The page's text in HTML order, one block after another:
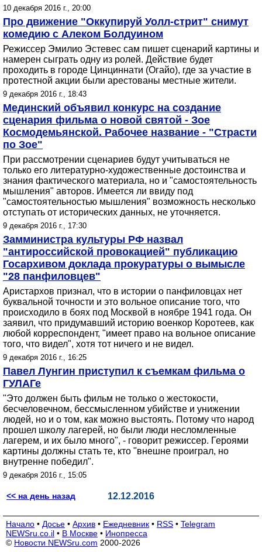
10 декабря 2016 г., 20:00
Про движение "Оккупируй Уолл-стрит" снимут
комедию с Алеком Болдуином
Режиссер Эмилио Эстевес сам пишет сценарий картины и
намерен сыграть одну из ролей. Действие будет
проходить в городе Цинциннати (Огайо), где за участие в
протестной акции были арестованы местные жители.
9 декабря 2016 г., 18:43
Мединский объявил конкурс на создание
сценария фильма о новой святой - Зое
Космодемьянской. Рабочее название - "Страсти
по Зое"
При рассмотрении сценариев будут учитываться не
только его литературно-художественные достоинства и
знания фактического материала, но и "самостоятельность
мышления" авторов. Имеется ли ввиду под
"самостоятельностью мышления" возможность несколько
отступать от исторических данных, не уточняется.
9 декабря 2016 г., 17:30
Замминистра культуры РФ назвал
"антироссийской провокацией" публикацию
Госархивом доклада прокуратуры о вымысле
"28 панфиловцев"
Аристархов признал, что в истории о панфиловцах нет
буквальной точности и это вольное описание того, что
происходило в боях под Москвой в ноябре 1941 года. Он
заявил, что придумавший историю военкор Коротеев, как
любой корреспондент, "имеет право на вольное описание
того, что видел", хотя тот ничего и не видел.
9 декабря 2016 г., 16:25
Павел Лунгин приступил к съемкам фильма о
ГУЛАГе
"Это должен быть фильм не только о жестокости,
бесчеловечном, бессмысленном убийстве и унижении
людей, но и о том, как можно выстоять. Потому что народ
прошел школу лагерей, но были люди несломленные
лагерем, и их было много", - говорит режиссер. Героями
картины должны стать те, кто "внешне проиграл, но
внутренне победил".
9 декабря 2016 г., 15:05
<< на день назад 12.12.2016
Начало • Досье • Архив • Ежедневник • RSS • Telegram
NEWSru.co.il • В Москве • Инопресса
© Новости NEWSru.com 2000-2026